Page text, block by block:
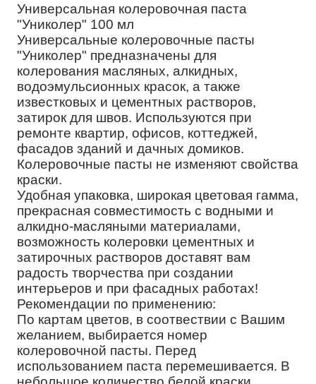
Универсальная колеровочная паста
"Униколер" 100 мл
Универсальные колеровочные пасты
"Униколер" предназначены для
колерования масляных, алкидных,
водоэмульсионных красок, а также
известковых и цементных растворов,
затирок для швов. Используются при
ремонте квартир, офисов, коттеджей,
фасадов зданий и дачных домиков.
Колеровочные пасты не изменяют свойства
краски.
Удобная упаковка, широкая цветовая гамма,
прекрасная совместимость с водными и
алкидно-масляными материалами,
возможность колеровки цементных и
затирочных растворов доставят вам
радость творчества при создании
интерьеров и при фасадных работах!
Рекомендации по применению:
По картам цветов, в соотвествии с Вашим
желанием, выбирается номер
колеровочной пасты. Перед
использованием паста перемешивается. В